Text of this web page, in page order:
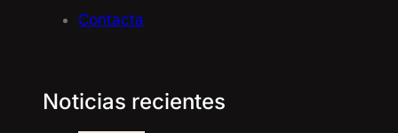
Contacta
Noticias recientes